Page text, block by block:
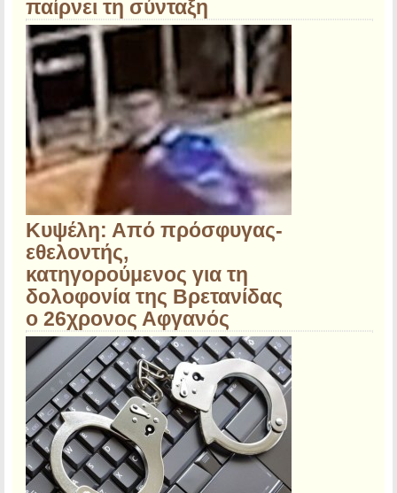
παίρνει τη σύνταξη
Κυψέλη: Από πρόσφυγας-
εθελοντής,
κατηγορούμενος για τη
δολοφονία της Βρετανίδας
ο 26χρονος Αφγανός